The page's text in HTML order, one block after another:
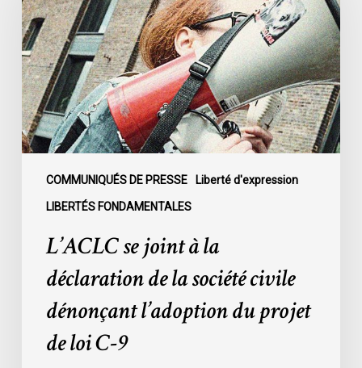
COMMUNIQUÉS DE PRESSE Liberté d'expression
LIBERTÉS FONDAMENTALES
à
la
déclaration
de
la
société
civile
l’adoption
L’ACLC se joint à la
déclaration de la société civile
dénonçant l’adoption du projet
de loi C-9